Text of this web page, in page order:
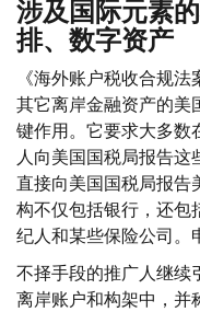
涉及国际元素
排、数字资产
《海外账户税收合规法
其它离岸金融资产的美
键作用。它要求大多数
人向美国国税局报告
直接向美国国税局报告
构不仅包括银行，还包
纪人和某些保险公司。
不择手段的推广人继续
离岸账户和构架中，并